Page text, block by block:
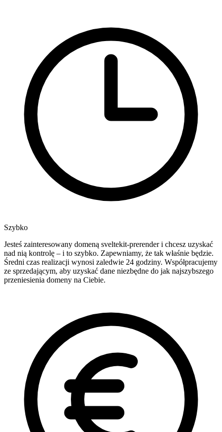
Szybko
Jesteś zainteresowany domeną sveltekit-prerender i chcesz uzyskać
nad nią kontrolę – i to szybko. Zapewniamy, że tak właśnie będzie.
Średni czas realizacji wynosi zaledwie 24 godziny. Współpracujemy
ze sprzedającym, aby uzyskać dane niezbędne do jak najszybszego
przeniesienia domeny na Ciebie.